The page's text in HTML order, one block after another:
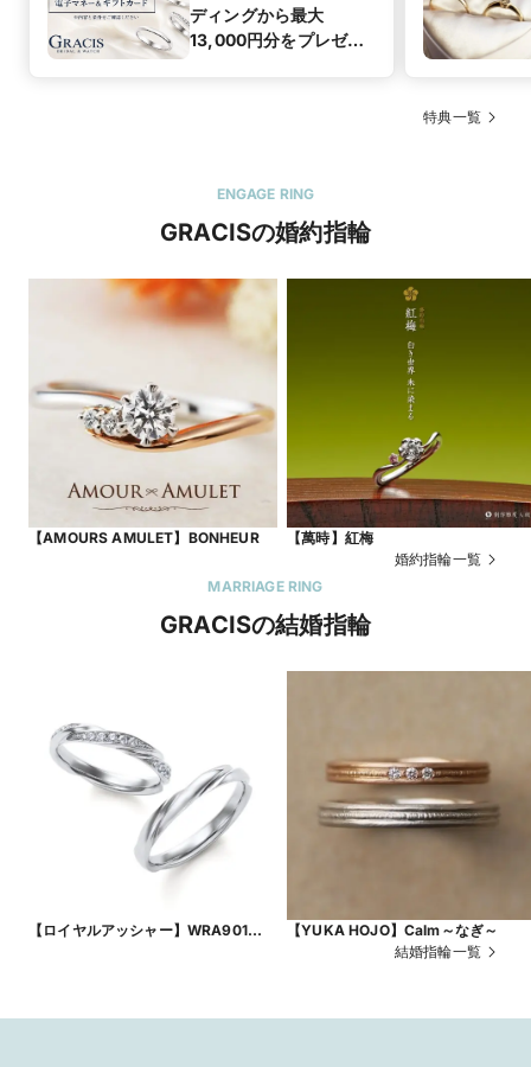
ディングから最大
13,000円分をプレゼン
特典一覧
ENGAGE RING
GRACISの婚約指輪
【AMOURS AMULET】BONHEUR
【萬時】紅梅
婚約指輪一覧
MARRIAGE RING
GRACISの結婚指輪
【ロイヤルアッシャー】WRA901
【YUKA HOJO】Calm～なぎ～
結婚指輪一覧